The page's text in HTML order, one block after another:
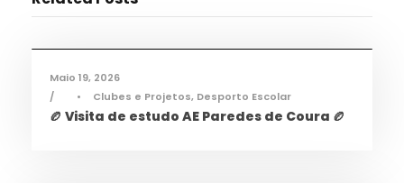
Desporto,Notícias
Maio 19, 2026
•
Clubes e Projetos, Desporto Escolar
🏉 Visita de estudo AE Paredes de Coura 🏉